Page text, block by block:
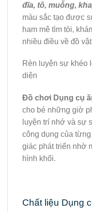
đĩa, tô, muỗng,
màu sắc tạo được
ham mê tìm tòi,
nhiều điều về đồ
Rèn luyện sự khéo
diện
Đồ chơi Dụng cụ
cho bé những giờ
luyện trí nhớ và sự
công dụng của
giác phát triển nhờ
hình khối.
Chất liệu Dụng